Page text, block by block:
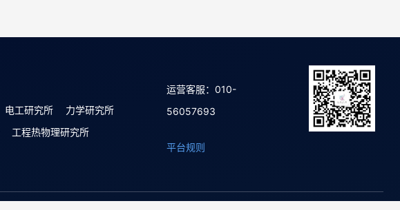
电工研究所
力学研究所
工程热物理研究所
运营客服：010-
56057693
平台规则